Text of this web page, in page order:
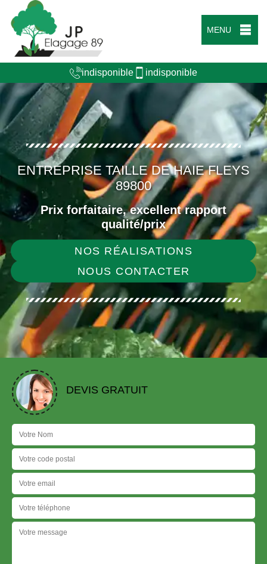
MENU
indisponible indisponible
ENTREPRISE TAILLE DE HAIE FLEYS
89800
Prix forfaitaire, excellent rapport
qualité/prix
NOS RÉALISATIONS
NOUS CONTACTER
DEVIS GRATUIT